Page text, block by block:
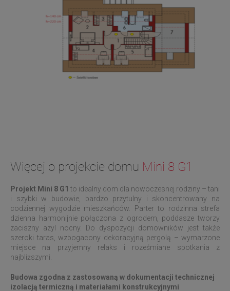
Więcej o projekcie domu Mini 8 G1
Projekt Mini 8 G1 to idealny dom dla nowoczesnej rodziny – tani
i szybki w budowie, bardzo przytulny i skoncentrowany na
codziennej wygodzie mieszkańców. Parter to rodzinna strefa
dzienna harmonijnie połączona z ogrodem, poddasze tworzy
zaciszny azyl nocny. Do dyspozycji domowników jest także
szeroki taras, wzbogacony dekoracyjną pergolą – wymarzone
miejsce na przyjemny relaks i roześmiane spotkania z
najbliższymi.
Budowa zgodna z zastosowaną w dokumentacji technicznej
izolacją termiczną i materiałami konstrukcyjnymi